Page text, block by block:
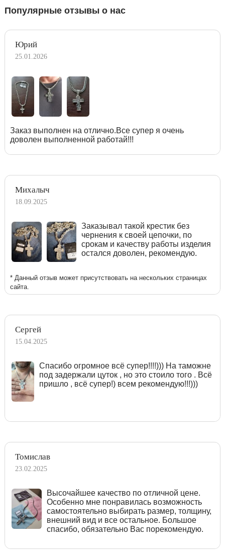
Популярные отзывы о нас
Юрий
25.01.2026
Заказ выполнен на отлично.Все супер я очень
доволен выполненной работай!!!
Михалыч
18.09.2025
Заказывал такой крестик без
чернения к своей цепочки, по
срокам и качеству работы изделия
остался доволен, рекомендую.
* Данный отзыв может присутствовать на нескольких страницах
сайта.
Сергей
15.04.2025
Спасибо огромное всё супер!!!!))) На таможне
под задержали цуток , но это стоило того . Всё
пришло , всё супер!) всем рекомендую!!!)))
Томислав
23.02.2025
Высочайшее качество по отличной цене.
Особенно мне понравилась возможность
самостоятельно выбирать размер, толщину,
внешний вид и все остальное. Большое
спасибо, обязательно Вас порекомендую.